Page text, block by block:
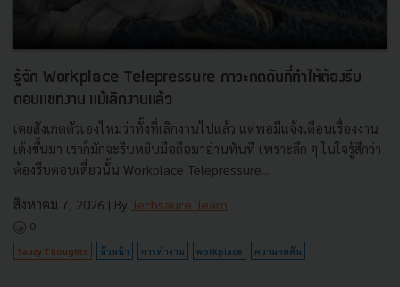
รู้จัก Workplace Telepressure ภาวะกดดันที่ทำให้ต้องรีบ
ตอบแชทงาน แม้เลิกงานแล้ว
เคยสังเกตตัวเองไหมว่าทั้งที่เลิกงานไปแล้ว แต่พอมีแจ้งเตือนเรื่องงาน
เด้งขึ้นมา เราก็มักจะรีบหยิบมือถือมาอ่านทันที เพราะลึก ๆ ในใจรู้สึกว่า
ต้องรีบตอบเดี๋ยวนั้น Workplace Telepressure...
สิงหาคม 7, 2026 | By Techsauce Team
0
Saucy Thoughts หัวหน้า การทำงาน workplace ความกดดัน